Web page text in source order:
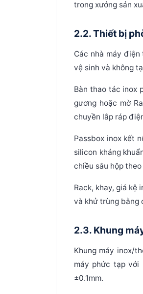
trong xưởng sản
2.2. Thiết bị
Các nhà máy
vệ sinh và không
Bàn thao tác inox
gương hoặc mờ
chuyền lắp ráp
Passbox inoxkết
silicon kháng
chiều sâu hộp
Rack, khay, giá kệ
và khử trùng bằng
2.3. Khung
Khung máy inox/
máy phức tạp với
±0.1mm.